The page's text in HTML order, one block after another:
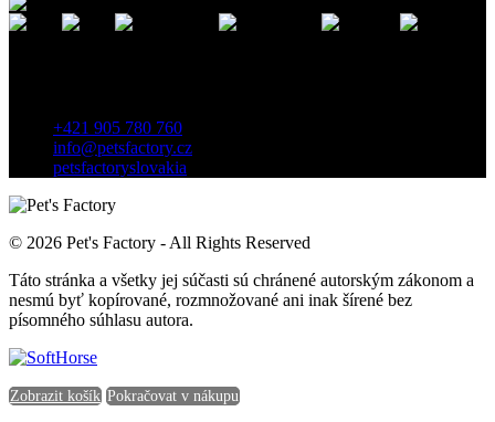
+421 905 780 760
info@petsfactory.cz
petsfactoryslovakia
© 2026 Pet's Factory - All Rights Reserved
Táto stránka a všetky jej súčasti sú chránené autorským zákonom a
nesmú byť kopírované, rozmnožované ani inak šírené bez
písomného súhlasu autora.
Zobrazit košík Pokračovat v nákupu